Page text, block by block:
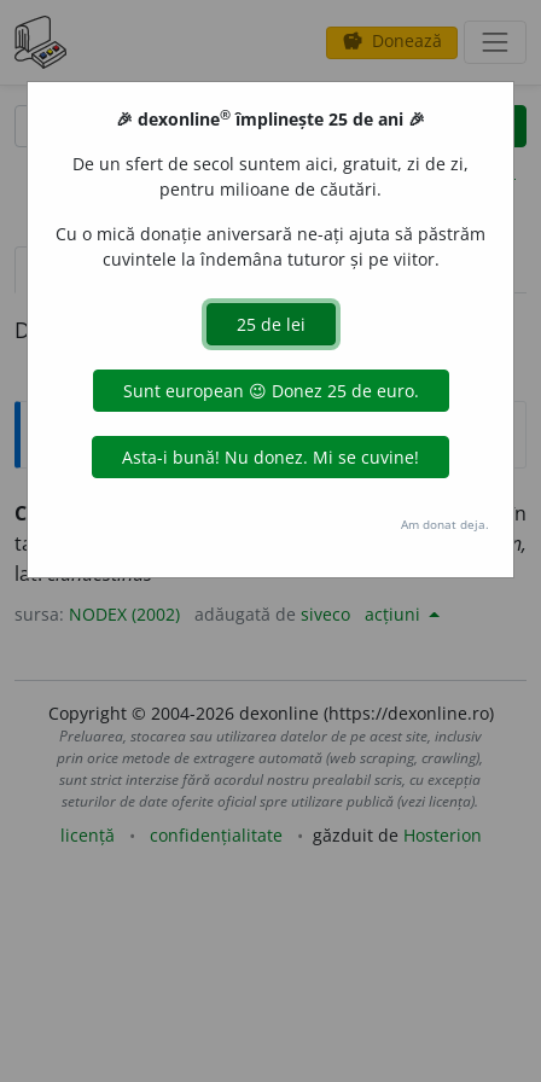
savings Donează
clear
opțiuni
definiții (1) pronunțievolume_up (12)
Definiția cu ID-ul 328172:
Explicative DEX
CLANDEST
Care există (sau acționează) în
taină; ilegal; conspirativ.
clandestin,
lat.clandestinus
sursa: NODEX (2002) adăugată de siveco acțiuni
Copyright © 2004-2026 dexonline (https://dexonline.ro)
Preluarea, stocarea sau utilizarea datelor de pe acest site, inclusiv
prin orice metode de extragere automată (web scraping, crawling),
sunt strict interzise fără acordul nostru prealabil scris, cu excepția
seturilor de date oferite oficial spre utilizare publică (vezi licența).
licență confidențialitate găzduit de Hosterion
🎉 dexonline® împlinește 25 de ani 🎉
De un sfert de secol suntem aici, gratuit, zi de zi,
pentru milioane de căutări.
Cu o mică donație aniversară ne-ați ajuta să păstrăm
cuvintele la îndemâna tuturor și pe viitor.
Am donat deja.